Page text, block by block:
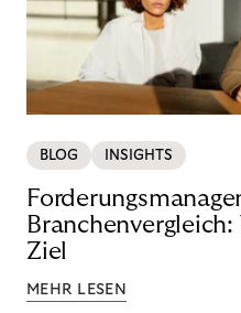
BLOG INSIGHTS
Ziel
MEHR LESEN